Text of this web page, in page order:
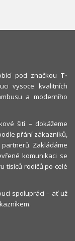
pod značkou T-
vysoce kvalitních
a moderního
šití – dokážeme
přání zákazníků,
Zakládáme
komunikaci se
tisíců rodičů po celé
spolupráci – ať už